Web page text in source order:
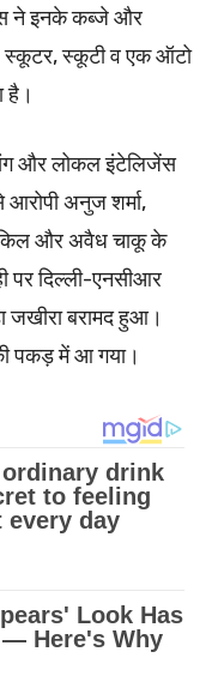
ने इनके कब्जे और
स्कूटर, स्कूटी व एक ऑटो
है।
और लोकल इंटेलिजेंस
अनुज शर्मा,
और अवैध चाकू के
पर दिल्ली-एनसीआर
जखीरा बरामद हुआ।
पकड़ में आ गया।